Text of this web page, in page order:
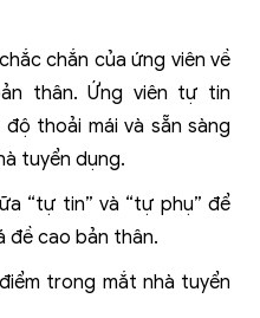
chắn của ứng viên về
thân. Ứng viên tự tin
thoải mái và sẵn sàng
tuyển dụng.
“tự tin” và “tự phụ” để
đề cao bản thân.
trong mắt nhà tuyển